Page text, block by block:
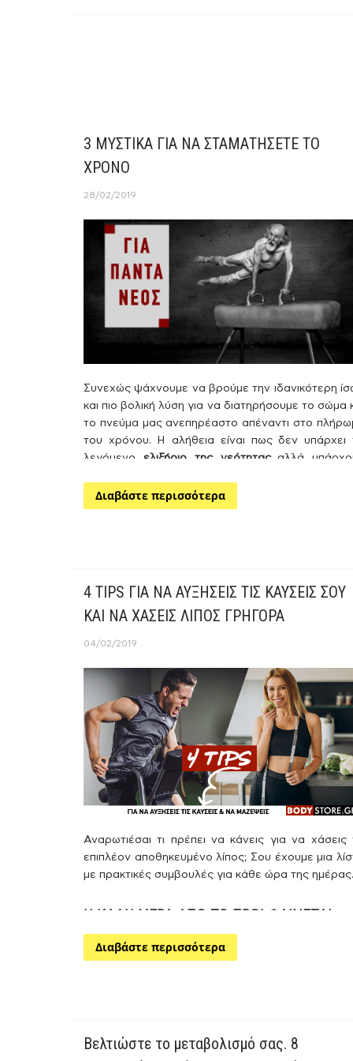
3 ΜΥΣΤΙΚΑ ΓΙΑ ΝΑ ΣΤΑΜΑΤΗΣΕΤΕ ΤΟ
ΧΡΟΝΟ
28/02/2019
Συνεχώς ψάχνουμε να βρούμε την ιδανικότερη
και πιο βολική λύση για να διατηρήσουμε το σώμα
το πνεύμα μας ανεπηρέαστο απέναντι στο
του χρόνου. Η αλήθεια είναι πως δεν υπάρχει
λεγόμενο ελιξήριο της νεότητας αλλά
ξεγελάσουμε τον χρόνο.
Διαβάστε περισσότερα
4 TIPS ΓΙΑ ΝΑ ΑΥΞΗΣΕΙΣ ΤΙΣ ΚΑΥΣΕΙΣ ΣΟΥ
ΚΑΙ ΝΑ ΧΑΣΕΙΣ ΛΙΠΟΣ ΓΡΗΓΟΡΑ
04/02/2019
Αναρωτιέσαι τι πρέπει να κάνεις για να χάσεις
επιπλέον αποθηκευμένο λίπος; Σου έχουμε μια
με πρακτικές συμβουλές για κάθε ώρα της ημέρας.
Η ΚΑΛΗ ΜΕΡΑ ΑΠΟ ΤΟ ΠΡΩΙ ΦΑΙΝΕΤΑΙ
Ξεκινήστε τη μέρα έξυπνα. Ένα καλό
να αυξήσει τον μεταβολισμό και να
πιθανότητα να παρουσιάσουνπαχυσαρκία
Διαβάστε περισσότερα
Βελτιώστε το μεταβολισμό σας. 8